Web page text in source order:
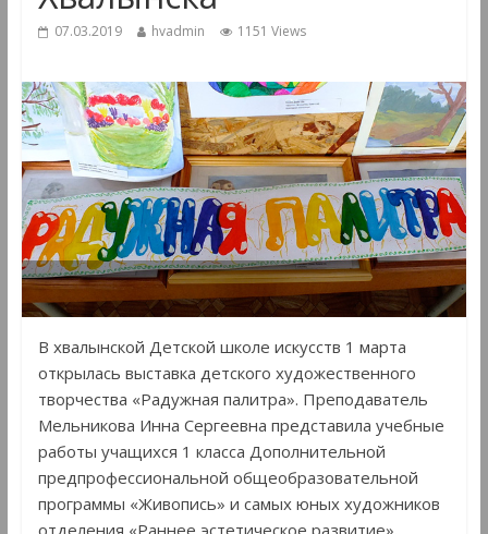
07.03.2019 hvadmin 1151 Views
В хвалынской Детской школе искусств 1 марта
открылась выставка детского художественного
творчества «Радужная палитра». Преподаватель
Мельникова Инна Сергеевна представила учебные
работы учащихся 1 класса Дополнительной
предпрофессиональной общеобразовательной
программы «Живопись» и самых юных художников
отделения «Раннее эстетическое развитие».